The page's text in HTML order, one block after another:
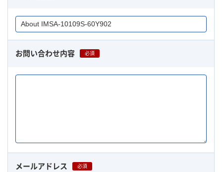
お問い合わせ内容 必須
メールアドレス 必須